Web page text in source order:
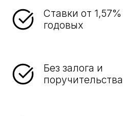
Ставки от 1,57%
годовых
Без залога и
поручительства